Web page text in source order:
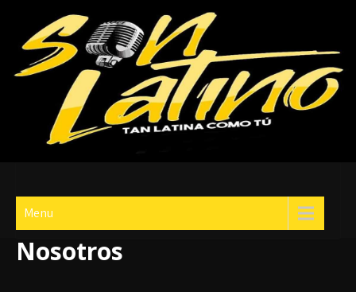
content
Son Latino
Menu
Nosotros